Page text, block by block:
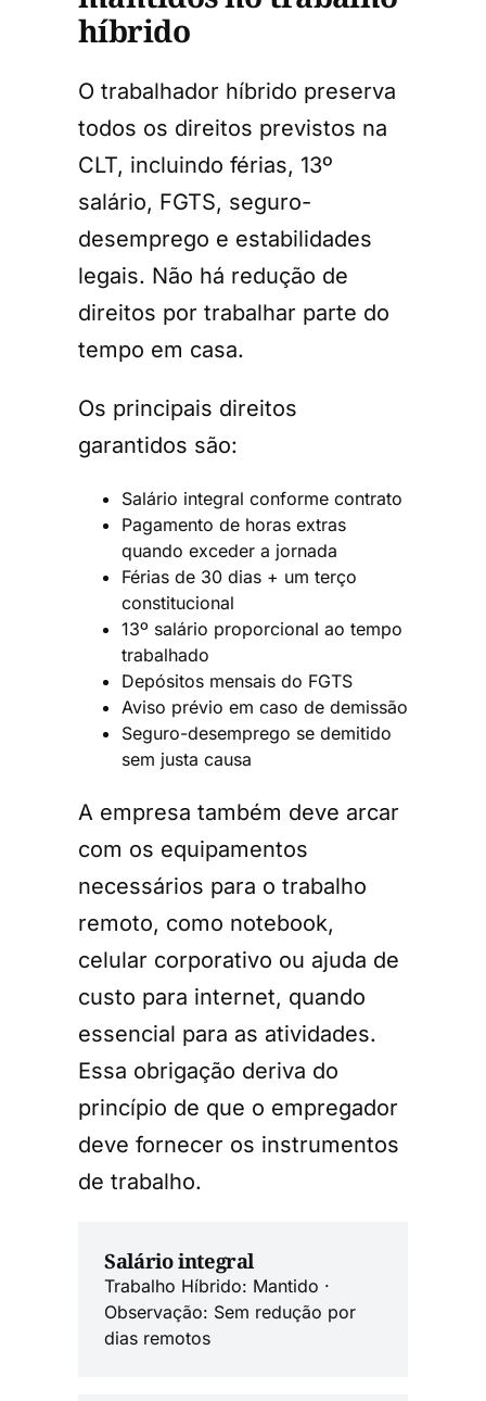
híbrido
O trabalhador híbrido preserva
todos os direitos previstos na
CLT, incluindo férias, 13º
salário, FGTS, seguro-
desemprego e estabilidades
legais. Não há redução de
direitos por trabalhar parte do
tempo em casa.
Os principais direitos
garantidos são:
Salário integral conforme contrato
Pagamento de horas extras
quando exceder a jornada
Férias de 30 dias + um terço
constitucional
13º salário proporcional ao tempo
trabalhado
Depósitos mensais do FGTS
Aviso prévio em caso de demissão
Seguro-desemprego se demitido
sem justa causa
A empresa também deve arcar
com os equipamentos
necessários para o trabalho
remoto, como notebook,
celular corporativo ou ajuda de
custo para internet, quando
essencial para as atividades.
Essa obrigação deriva do
princípio de que o empregador
deve fornecer os instrumentos
de trabalho.
Salário integral
Trabalho Híbrido: Mantido ·
Observação: Sem redução por
dias remotos